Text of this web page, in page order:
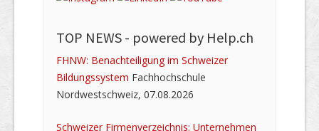
TOP NEWS - powered by Help.ch
FHNW: Benachteiligung im Schweizer
Bildungssystem Fachhochschule
Nordwestschweiz, 07.08.2026
Schweizer Firmenverzeichnis: Unternehmen